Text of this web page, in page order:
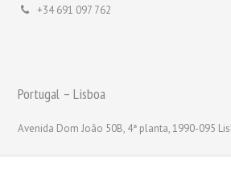
+34 691 097 762
Portugal – Lisboa
Avenida Dom João 50B, 4ª planta, 1990-095